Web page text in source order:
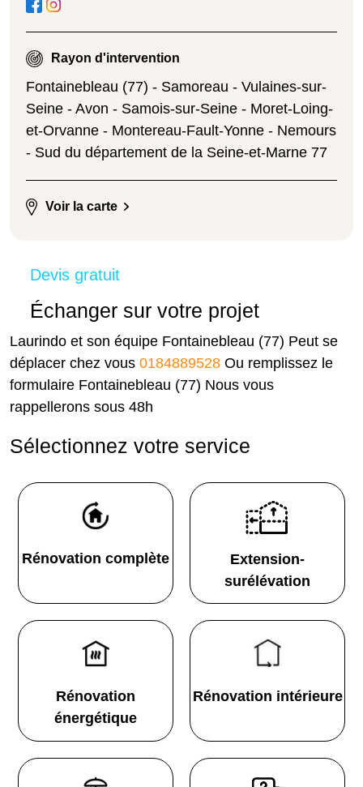
Rayon d'intervention
Fontainebleau (77) - Samoreau - Vulaines-sur-
Seine - Avon - Samois-sur-Seine - Moret-Loing-
et-Orvanne - Montereau-Fault-Yonne - Nemours
- Sud du département de la Seine-et-Marne 77
Voir la carte
Devis gratuit
Échanger sur votre projet
Laurindo et son équipe Fontainebleau (77) Peut se
déplacer chez vous 0184889528 Ou remplissez le
formulaire Fontainebleau (77) Nous vous
rappellerons sous 48h
Sélectionnez votre service
Rénovation complète
Extension-
surélévation
Rénovation
énergétique
Rénovation intérieure